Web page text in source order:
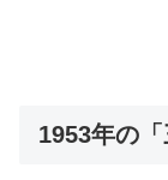
1953年の